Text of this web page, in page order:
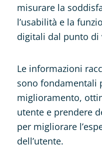
misurare la
l’usabilità e la
digitali dal punto di
Le informazioni
sono fondamentali
miglioramento,
utente e prendere
per migliorare
dell’utente.